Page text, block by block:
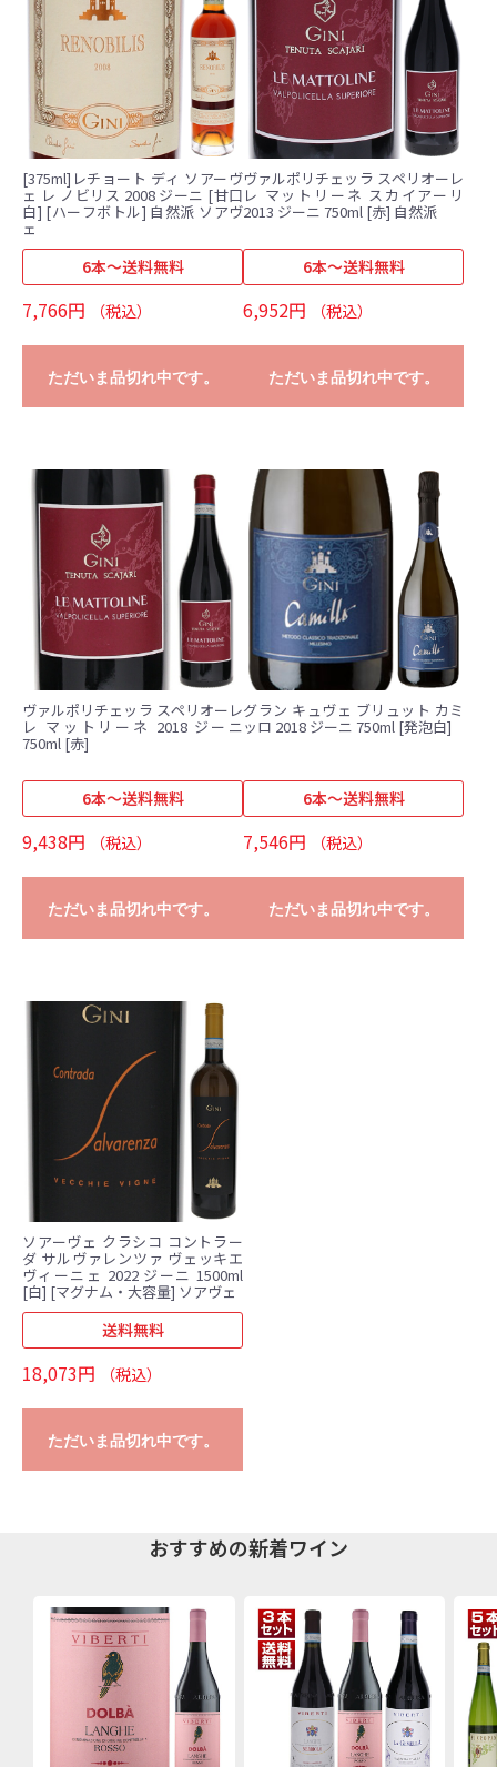
[375ml]レチョート ディ ソアーヴ
ェ レ ノビリス 2008 ジーニ [甘口
白] [ハーフボトル] 自然派 ソアヴ
ェ
6本～送料無料
7,766円 （税込）
ただいま品切れ中です。
ヴァルポリチェッラ スペリオーレ
レ マットリーネ スカイアーリ
2013 ジーニ 750ml [赤] 自然派
6本～送料無料
6,952円 （税込）
ただいま品切れ中です。
ヴァルポリチェッラ スペリオーレ
レ マットリーネ 2018 ジーニ
750ml [赤]
6本～送料無料
9,438円 （税込）
ただいま品切れ中です。
グラン キュヴェ ブリュット カミ
ッロ 2018 ジーニ 750ml [発泡白]
6本～送料無料
7,546円 （税込）
ただいま品切れ中です。
ソアーヴェ クラシコ コントラー
ダ サルヴァレンツァ ヴェッキエ
ヴィーニェ 2022 ジーニ 1500ml
[白] [マグナム・大容量] ソアヴェ
送料無料
18,073円 （税込）
ただいま品切れ中です。
おすすめの新着ワイン